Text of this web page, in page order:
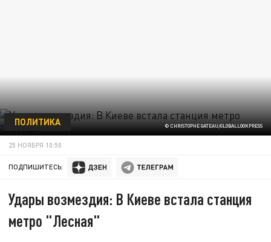
© CHRISTOPHE GATEAU/GLOBALLOOKPRESS
ПОЛИТИКА
25 НОЯБРЯ 10:50
ПОДПИШИТЕСЬ:
Удары возмездия: В Киеве встала станция
метро "Лесная"